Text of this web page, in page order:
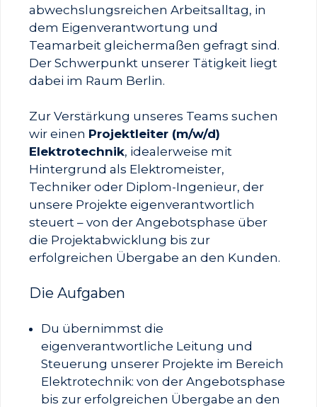
abwechslungsreichen Arbeitsalltag, in
dem Eigenverantwortung und
Teamarbeit gleichermaßen gefragt sind.
Der Schwerpunkt unserer Tätigkeit liegt
dabei im Raum Berlin.
Zur Verstärkung unseres Teams suchen
wir einen Projektleiter (m/w/d)
Elektrotechnik, idealerweise mit
Hintergrund als Elektromeister,
Techniker oder Diplom-Ingenieur, der
unsere Projekte eigenverantwortlich
steuert – von der Angebotsphase über
die Projektabwicklung bis zur
erfolgreichen Übergabe an den Kunden.
Die Aufgaben
Du übernimmst die
eigenverantwortliche Leitung und
Steuerung unserer Projekte im Bereich
Elektrotechnik: von der Angebotsphase
bis zur erfolgreichen Übergabe an den